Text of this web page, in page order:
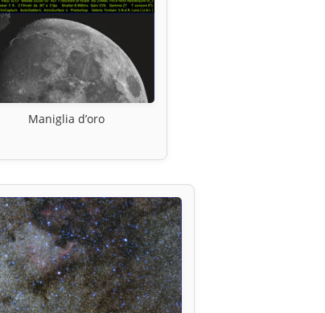
Maniglia d’oro